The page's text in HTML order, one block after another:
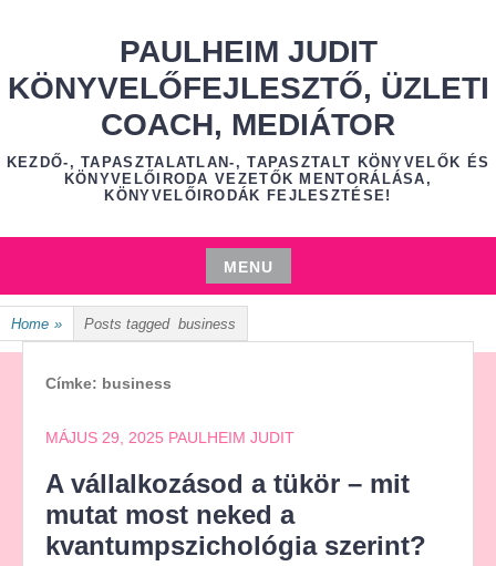
content
PAULHEIM JUDIT
KÖNYVELŐFEJLESZTŐ, ÜZLETI
COACH, MEDIÁTOR
KEZDŐ-, TAPASZTALATLAN-, TAPASZTALT KÖNYVELŐK ÉS
KÖNYVELŐIRODA VEZETŐK MENTORÁLÁSA,
KÖNYVELŐIRODÁK FEJLESZTÉSE!
MENU
Skip
to
content
Home » Posts tagged business
Címke: business
MÁJUS 29, 2025 PAULHEIM JUDIT
A vállalkozásod a tükör – mit
mutat most neked a
kvantumpszichológia szerint?